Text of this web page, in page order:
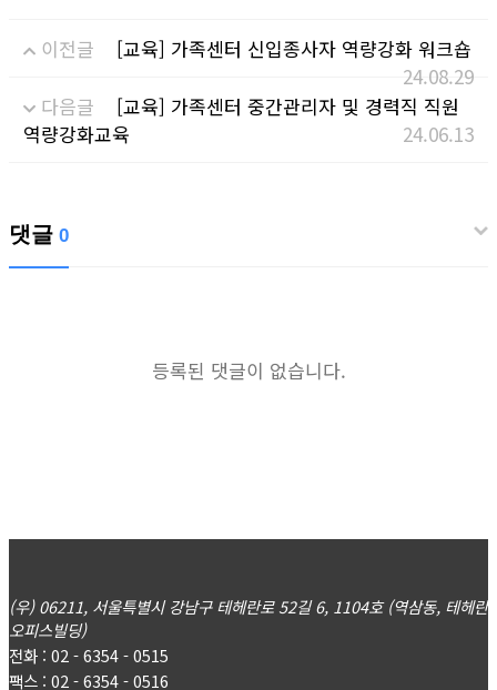
이전글
[교육] 가족센터 신입종사자 역량강화 워크숍
24.08.29
다음글
[교육] 가족센터 중간관리자 및 경력직 직원
역량강화교육
24.06.13
댓글 0
등록된 댓글이 없습니다.
(우) 06211, 서울특별시 강남구 테헤란로 52길 6, 1104호 (역삼동, 테헤란
오피스빌딩)
전화 : 02 - 6354 - 0515
팩스 : 02 - 6354 - 0516